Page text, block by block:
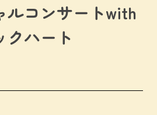
ルコンサートwith
クハート